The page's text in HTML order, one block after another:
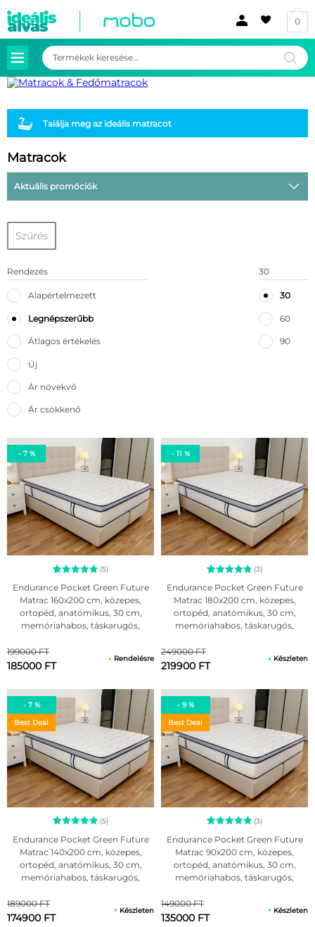
0
Products
search
Találja meg az ideális matracot
Matracok
Aktuális promóciók
Szűrés
30
30
60
90
Rendezés
Alapértelmezett
Legnépszerűbb
Átlagos értékelés
Új
Ár növekvő
Ár csökkenő
- 7 %
Értékelés
5.00
az 5-ből,
5
értékelés
alapján
(5)
Endurance Pocket Green Future
Matrac 160x200 cm, közepes,
ortopéd, anatómikus, 30 cm,
memóriahabos, táskarugós,
199000 FT
185000 FT
Rendelésre
- 11 %
Értékelés
5.00
az 5-ből,
3
értékelés
alapján
(3)
Endurance Pocket Green Future
Matrac 180x200 cm, közepes,
ortopéd, anatómikus, 30 cm,
memóriahabos, táskarugós,
249000 FT
219900 FT
Készleten
- 7 %
Best Deal
Értékelés
5.00
az 5-ből,
5
értékelés
alapján
(5)
Endurance Pocket Green Future
Matrac 140x200 cm, közepes,
ortopéd, anatómikus, 30 cm,
memóriahabos, táskarugós,
189000 FT
174900 FT
Készleten
- 9 %
Best Deal
Értékelés
5.00
az 5-ből,
3
értékelés
alapján
(3)
Endurance Pocket Green Future
Matrac 90x200 cm, közepes,
ortopéd, anatómikus, 30 cm,
memóriahabos, táskarugós,
149000 FT
135000 FT
Készleten